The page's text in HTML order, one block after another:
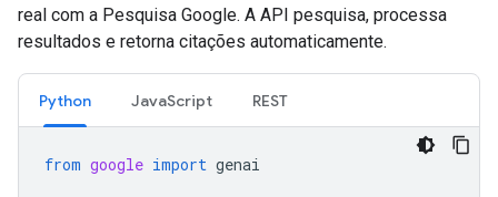
real com a Pesquisa Google. A API pesquisa, processa
resultados e retorna citações automaticamente.
Python JavaScript REST
from google import genai